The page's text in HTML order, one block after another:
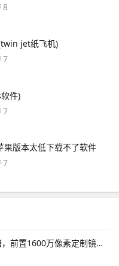
8
jet纸飞机)
7
件)
7
版本太低下载不了软件
7
GB内存和64GB128GB存储，前置1600万像素定制镜头，电池容量为4000mAh这款新机的上市将进一步丰富魅族的产品线，满足更多消费者。2、一下载OurPlay 步骤首先，你需要在魅族16xs手机上访